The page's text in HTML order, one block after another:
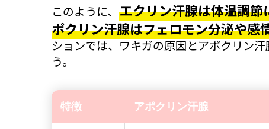
このように、 エクリン汗腺は体温調
ポクリン汗腺はフェロモン分泌や感
ションでは、ワキガの原因とアポクリン
う。
特徴 アポクリン汗腺